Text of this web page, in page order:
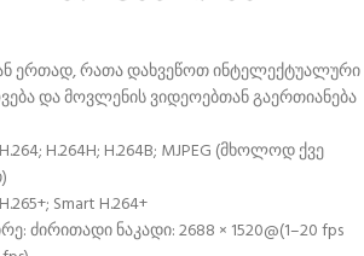
ერთად, რათა დახვეწოთ ინტელექტუალური
და მოვლენის ვიდეოებთან გაერთიანება
H.264H; H.264B; MJPEG (მხოლოდ ქვე
Smart H.264+
ძირითადი ნაკადი: 2688 × 1520@(1–20 fps